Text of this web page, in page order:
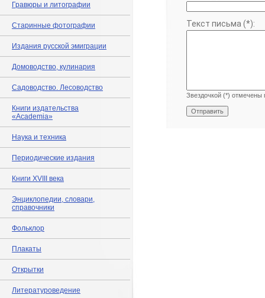
Гравюры и литографии
Старинные фотографии
Издания русской эмиграции
Домоводство, кулинария
Садоводство. Лесоводство
Книги издательства
«Academia»
Наука и техника
Периодические издания
Книги XVIII века
Энциклопедии, словари,
справочники
Фольклор
Плакаты
Открытки
Литературоведение
Текст письма (*):
Звездочкой (*) отмечены